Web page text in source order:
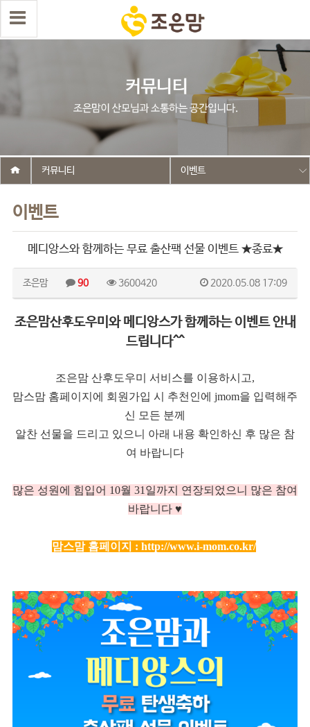
이벤트
커뮤니티 이벤트
메디앙스와 함께하는 무료 출산팩 선물 이벤트 ★종료★
조은맘 90 3600420 2020.05.08 17:09
조은맘산후도우미와 메디앙스가 함께하는 이벤트 안내
드립니다^^
조은맘 산후도우미 서비스를 이용하시고,
맘스맘 홈페이지에 회원가입 시 추천인에 jmom을 입력해주
신 모든 분께
알찬 선물을 드리고 있으니 아래 내용 확인하신 후 많은 참
여 바랍니다
많은 성원에 힘입어 10월 31일까지 연장되었으니 많은 참여
바랍니다 ♥
맘스맘 홈페이지 : http://www.i-mom.co.kr/